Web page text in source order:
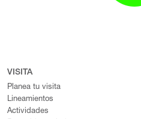
VISITA
Planea tu visita
Lineamientos
Actividades